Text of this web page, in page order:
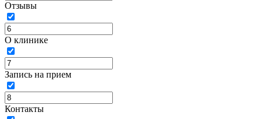
Отзывы
О клинике
Запись на прием
Контакты